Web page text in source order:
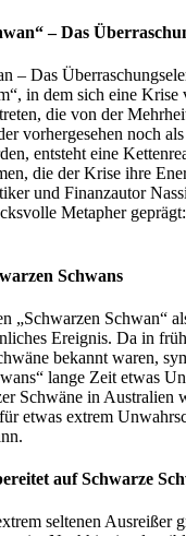
– Das
– Das
in dem sich eine Krise
die von der
vorhergesehen noch
entsteht eine
die der Krise ihre
und Finanzautor
Metapher
Schwans
„Schwarzen Schwan“
Ereignis. Da in
bekannt waren,
lange Zeit etwas
Schwäne in Australien
etwas extrem
auf Schwarze
seltenen Ausreißer